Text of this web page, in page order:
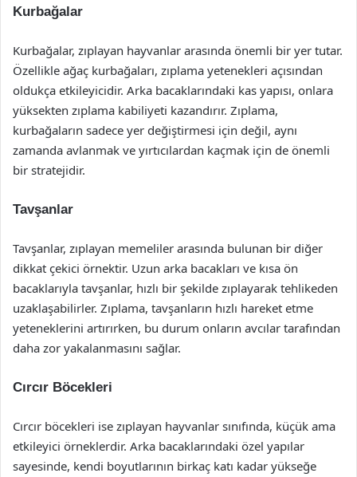
Kurbağalar
Kurbağalar, zıplayan hayvanlar arasında önemli bir yer tutar.
Özellikle ağaç kurbağaları, zıplama yetenekleri açısından
oldukça etkileyicidir. Arka bacaklarındaki kas yapısı, onlara
yüksekten zıplama kabiliyeti kazandırır. Zıplama,
kurbağaların sadece yer değiştirmesi için değil, aynı
zamanda avlanmak ve yırtıcılardan kaçmak için de önemli
bir stratejidir.
Tavşanlar
Tavşanlar, zıplayan memeliler arasında bulunan bir diğer
dikkat çekici örnektir. Uzun arka bacakları ve kısa ön
bacaklarıyla tavşanlar, hızlı bir şekilde zıplayarak tehlikeden
uzaklaşabilirler. Zıplama, tavşanların hızlı hareket etme
yeteneklerini artırırken, bu durum onların avcılar tarafından
daha zor yakalanmasını sağlar.
Cırcır Böcekleri
Cırcır böcekleri ise zıplayan hayvanlar sınıfında, küçük ama
etkileyici örneklerdir. Arka bacaklarındaki özel yapılar
sayesinde, kendi boyutlarının birkaç katı kadar yükseğe